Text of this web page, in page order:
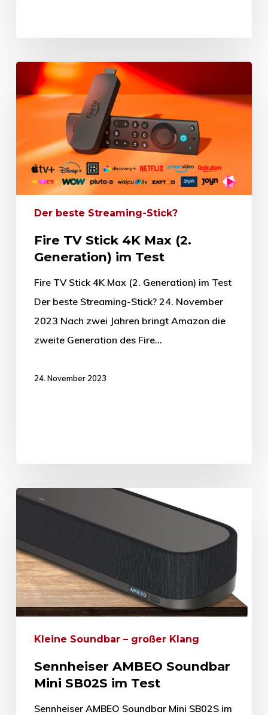
Der beste Streaming-Stick?
Fire TV Stick 4K Max (2.
Generation) im Test
Fire TV Stick 4K Max (2. Generation) im Test
Der beste Streaming-Stick? 24. November
2023 Nach zwei Jahren bringt Amazon die
zweite Generation des Fire…
24. November 2023
Kleine Soundbar – großer Klang
Sennheiser AMBEO Soundbar
Mini SB02S im Test
Sennheiser AMBEO Soundbar Mini SB02S im